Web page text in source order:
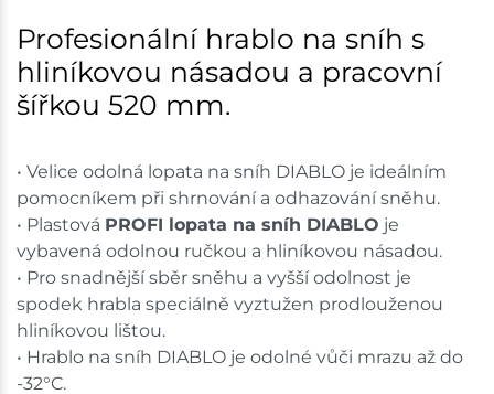
Profesionální hrablo na sníh s
hliníkovou násadou a pracovní
šířkou 520 mm.
• Velice odolná lopata na sníh DIABLO je ideálním
pomocníkem při shrnování a odhazování sněhu.
• Plastová PROFI lopata na sníh DIABLO je
vybavená odolnou ručkou a hliníkovou násadou.
• Pro snadnější sběr sněhu a vyšší odolnost je
spodek hrabla speciálně vyztužen prodlouženou
hliníkovou lištou.
• Hrablo na sníh DIABLO je odolné vůči mrazu až do
-32°C.